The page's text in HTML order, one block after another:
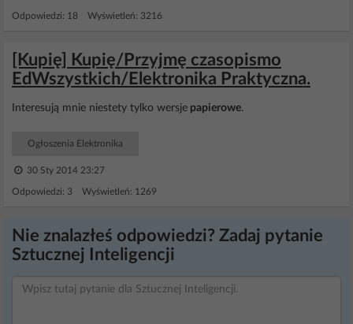
Odpowiedzi: 18 Wyświetleń: 3216
[Kupię] Kupię/Przyjmę czasopismo
EdWszystkich/Elektronika Praktyczna.
Interesują mnie niestety tylko wersje papierowe.
Ogłoszenia Elektronika
30 Sty 2014 23:27
Odpowiedzi: 3 Wyświetleń: 1269
Nie znalazłeś odpowiedzi? Zadaj pytanie
Sztucznej Inteligencji